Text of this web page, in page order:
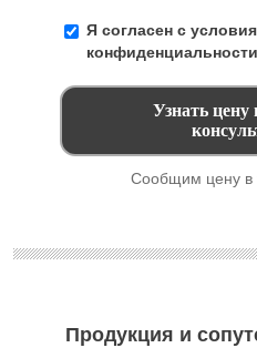
Я согласен с
конфиденциальности
Сообщим цену в
Продукция и